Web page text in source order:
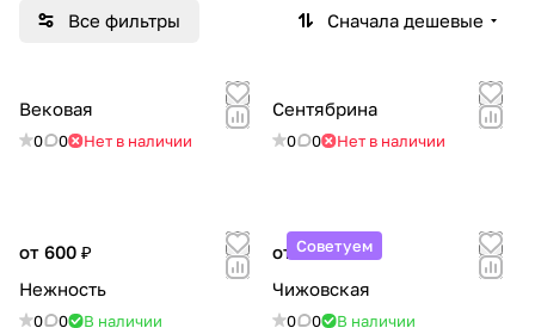
Все фильтры Сначала дешевые
Вековая
0 0 Нет в наличии
Сентябрина
0 0 Нет в наличии
от 600 ₽
Нежность
0 0 В наличии
Советуем
от 600 ₽
Чижовская
0 0 В наличии